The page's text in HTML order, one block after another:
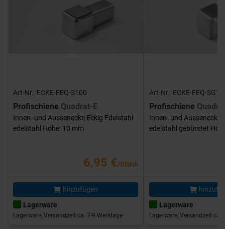
Art-Nr.: ECKE-FEQ-S100
Profischiene Quadrat-E
Innen- und Aussenecke Eckig Edelstahl
edelstahl Höhe: 10 mm
6,95 €/Stück
hinzufügen
Lagerware
Lagerware, Versandzeit ca. 7-9 Werktage
Art-Nr.: ECKE-FEQ-
Profischiene
Innen- und Aussenecke
edelstahl gebürstet
Lagerware
Lagerware, Versandzeit ca.